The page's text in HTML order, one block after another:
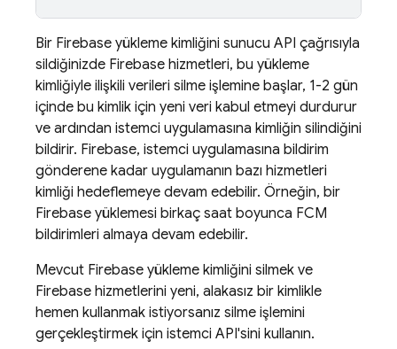
Bir Firebase yükleme kimliğini sunucu API çağrısıyla
sildiğinizde Firebase hizmetleri, bu yükleme
kimliğiyle ilişkili verileri silme işlemine başlar, 1-2 gün
içinde bu kimlik için yeni veri kabul etmeyi durdurur
ve ardından istemci uygulamasına kimliğin silindiğini
bildirir. Firebase, istemci uygulamasına bildirim
gönderene kadar uygulamanın bazı hizmetleri
kimliği hedeflemeye devam edebilir. Örneğin, bir
Firebase yüklemesi birkaç saat boyunca FCM
bildirimleri almaya devam edebilir.
Mevcut Firebase yükleme kimliğini silmek ve
Firebase hizmetlerini yeni, alakasız bir kimlikle
hemen kullanmak istiyorsanız silme işlemini
gerçekleştirmek için istemci API'sini kullanın.